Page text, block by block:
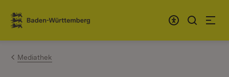
Zum Inhalt springen
Link zur Startseite
Mediathek